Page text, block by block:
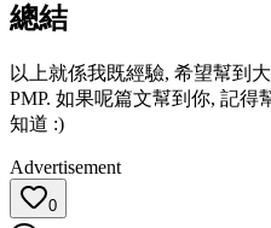
總結
以上就係我既經驗, 希望幫到
PMP. 如果呢篇文幫到你, 記得
知道 :)
Advertisement
0